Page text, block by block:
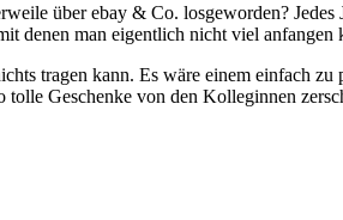
über ebay & Co. losgeworden?
denen man eigentlich nicht viel anfangen
tragen kann. Es wäre einem einfach
Geschenke von den Kolleginnen